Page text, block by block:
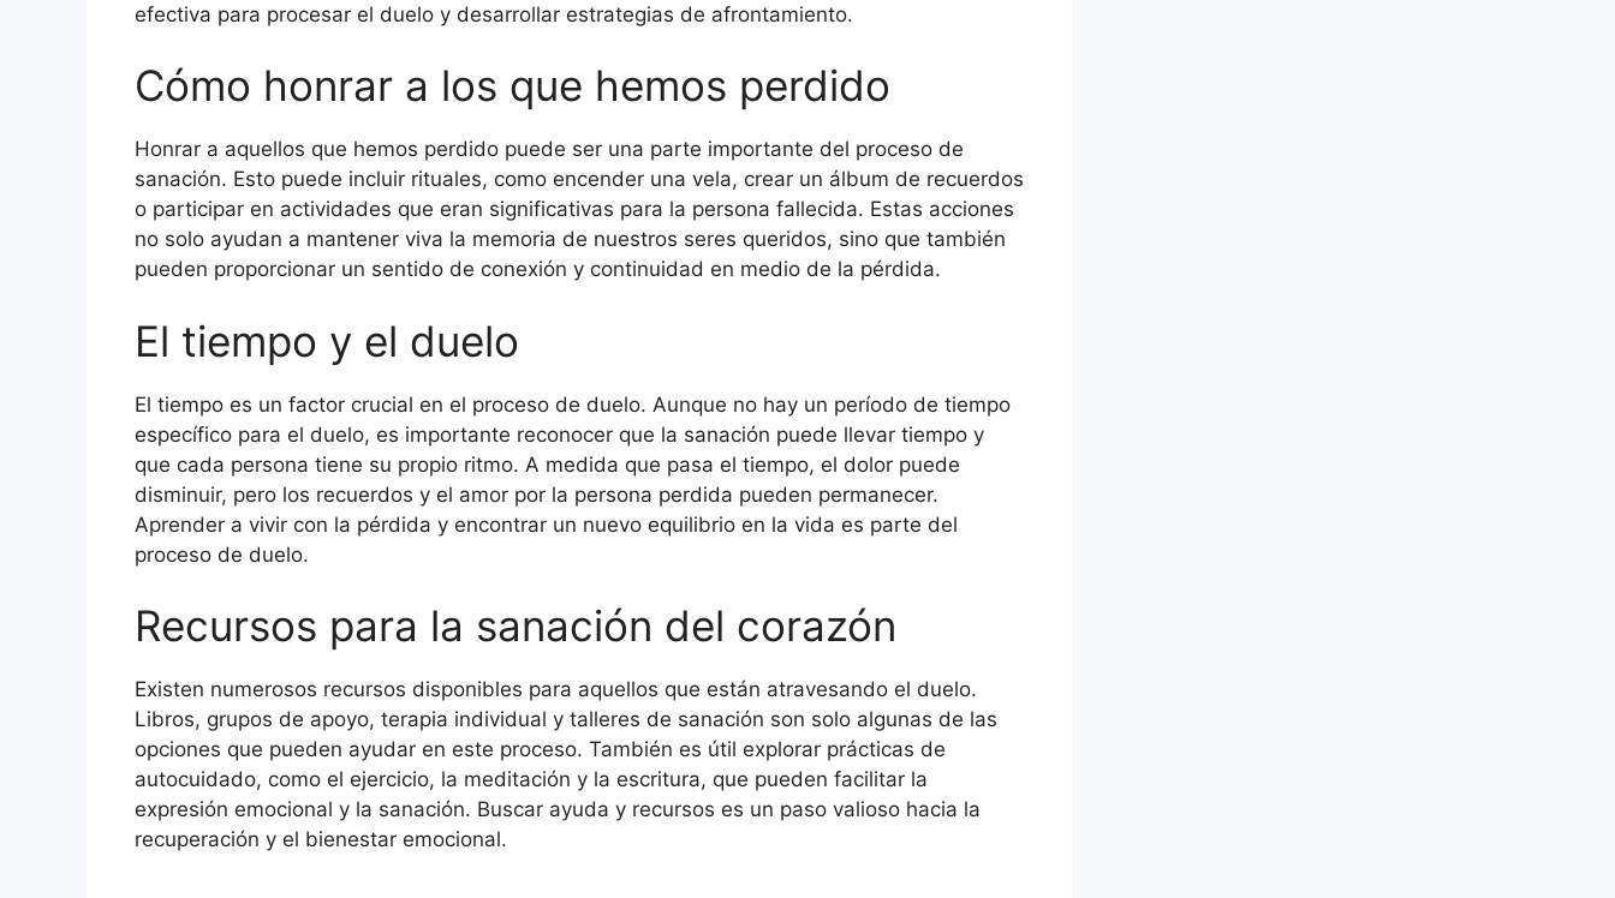
efectiva para procesar el duelo y desarrollar estrategias de afrontamiento.
Cómo honrar a los que hemos perdido
Honrar a aquellos que hemos perdido puede ser una parte importante del proceso de
sanación. Esto puede incluir rituales, como encender una vela, crear un álbum de recuerdos
o participar en actividades que eran significativas para la persona fallecida. Estas acciones
no solo ayudan a mantener viva la memoria de nuestros seres queridos, sino que también
pueden proporcionar un sentido de conexión y continuidad en medio de la pérdida.
El tiempo y el duelo
El tiempo es un factor crucial en el proceso de duelo. Aunque no hay un período de tiempo
específico para el duelo, es importante reconocer que la sanación puede llevar tiempo y
que cada persona tiene su propio ritmo. A medida que pasa el tiempo, el dolor puede
disminuir, pero los recuerdos y el amor por la persona perdida pueden permanecer.
Aprender a vivir con la pérdida y encontrar un nuevo equilibrio en la vida es parte del
proceso de duelo.
Recursos para la sanación del corazón
Existen numerosos recursos disponibles para aquellos que están atravesando el duelo.
Libros, grupos de apoyo, terapia individual y talleres de sanación son solo algunas de las
opciones que pueden ayudar en este proceso. También es útil explorar prácticas de
autocuidado, como el ejercicio, la meditación y la escritura, que pueden facilitar la
expresión emocional y la sanación. Buscar ayuda y recursos es un paso valioso hacia la
recuperación y el bienestar emocional.